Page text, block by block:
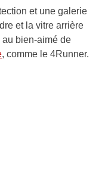
et une galerie
et la vitre arrière
bien-aimé de
, comme le 4Runner.